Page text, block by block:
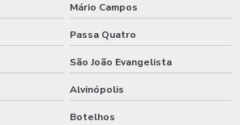
Mário Campos
Passa Quatro
São João Evangelista
Alvinópolis
Botelhos